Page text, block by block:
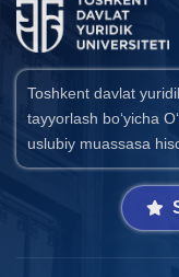
Toshkent davlat
tayyorlash bo‘yicha
uslubiy muassasa